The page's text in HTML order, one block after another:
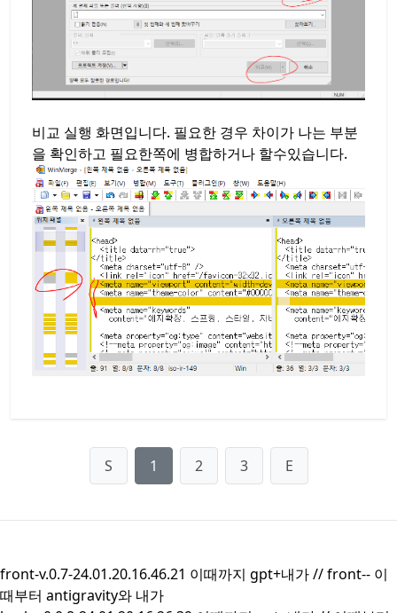
비교 실행 화면입니다. 필요한 경우 차이가 나는 부분
을 확인하고 필요한쪽에 병합하거나 할수있습니다.
S 1 2 3 E
front-v.0.7-24.01.20.16.46.21 이때까지 gpt+내가 //front-- 이
때부터 antigravity와 내가